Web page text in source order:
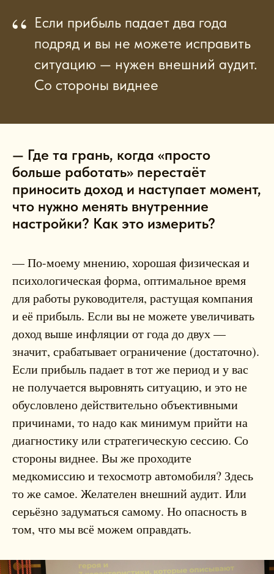
“ Если прибыль падает два года
подряд и вы не можете исправить
ситуацию — нужен внешний аудит.
Со стороны виднее
— Где та грань, когда «просто
больше работать» перестаёт
приносить доход и наступает момент,
что нужно менять внутренние
настройки? Как это измерить?
— По-моему мнению, хорошая физическая и
психологическая форма, оптимальное время
для работы руководителя, растущая компания
и её прибыль. Если вы не можете увеличивать
доход выше инфляции от года до двух —
значит, срабатывает ограничение (достаточно).
Если прибыль падает в тот же период и у вас
не получается выровнять ситуацию, и это не
обусловлено действительно объективными
причинами, то надо как минимум прийти на
диагностику или стратегическую сессию. Со
стороны виднее. Вы же проходите
медкомиссию и техосмотр автомобиля? Здесь
то же самое. Желателен внешний аудит. Или
серьёзно задуматься самому. Но опасность в
том, что мы всё можем оправдать.